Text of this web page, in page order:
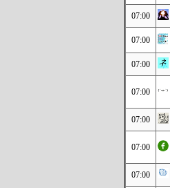
07:00
07:00
07:00
07:00
07:00
07:00
07:00